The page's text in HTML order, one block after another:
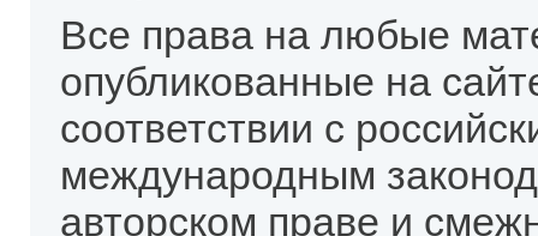
Все права на любые
опубликованные на
соответствии с
международным
авторском праве и